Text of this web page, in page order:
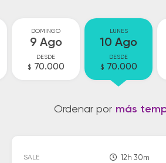
DOMINGO
9 Ago
DESDE
$ 70.000
LUNES
10 Ago
DESDE
$ 70.000
Ordenar por más
SALE 12h 30m